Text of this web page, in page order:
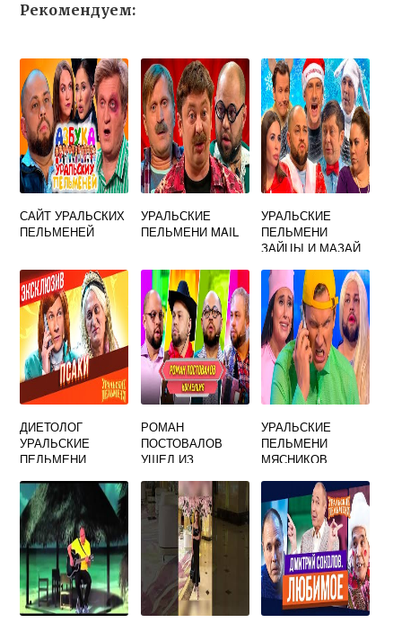
Рекомендуем:
САЙТ УРАЛЬСКИХ
ПЕЛЬМЕНЕЙ
УРАЛЬСКИЕ
ПЕЛЬМЕНИ MAIL
УРАЛЬСКИЕ
ПЕЛЬМЕНИ
ЗАЙЦЫ И МАЗАЙ
ДИЕТОЛОГ
УРАЛЬСКИЕ
ПЕЛЬМЕНИ
РОМАН
ПОСТОВАЛОВ
УШЕЛ ИЗ
ПЕЛЬМЕНЕЙ
УРАЛЬСКИЕ
ПЕЛЬМЕНИ
МЯСНИКОВ